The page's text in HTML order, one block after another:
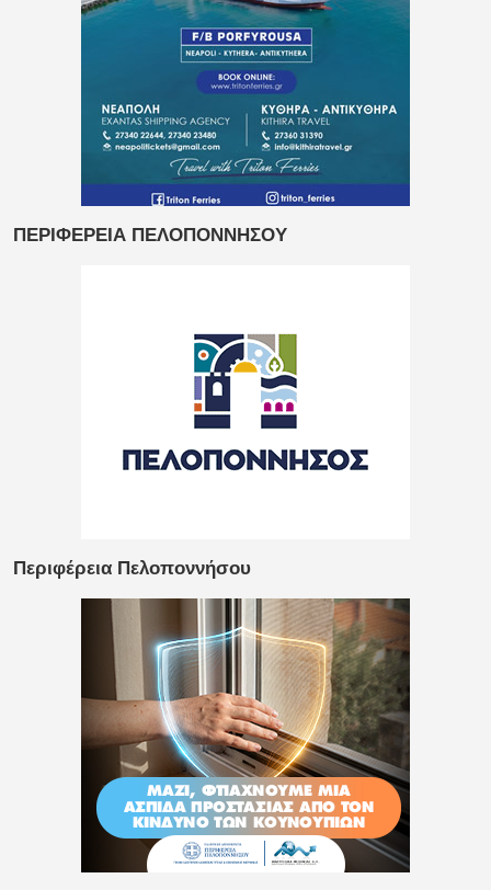
ΠΕΡΙΦΕΡΕΙΑ ΠΕΛΟΠΟΝΝΗΣΟΥ
Περιφέρεια Πελοποννήσου